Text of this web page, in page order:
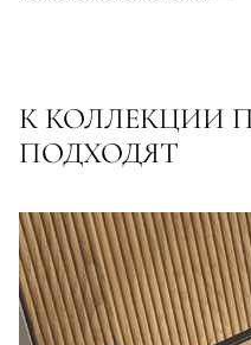
К КОЛЛЕКЦИИ
ПОДХОДЯТ